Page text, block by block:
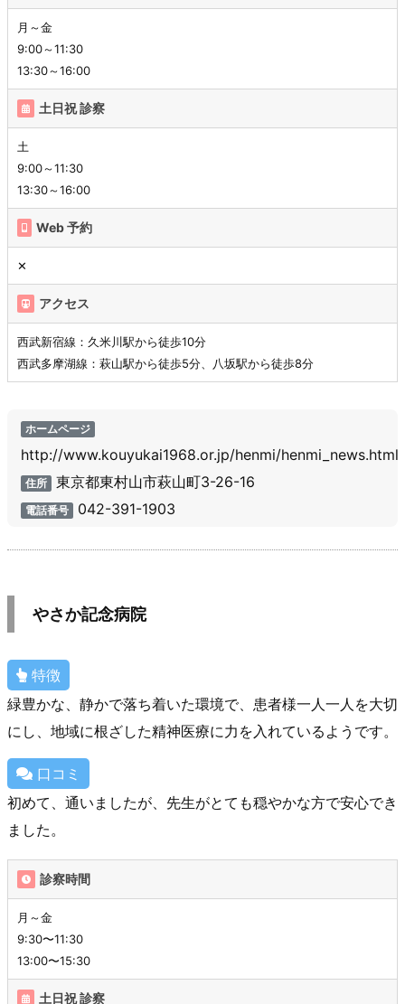
月～金
9:00～11:30
13:30～16:00
土日祝 診察
土
9:00～11:30
13:30～16:00
Web 予約
✕
アクセス
西武新宿線：久米川駅から徒歩10分
西武多摩湖線：萩山駅から徒歩5分、八坂駅から徒歩8分
ホームページ
http://www.kouyukai1968.or.jp/henmi/henmi_news.html
住所 東京都東村山市萩山町3-26-16
電話番号 042-391-1903
やさか記念病院
特徴
緑豊かな、静かで落ち着いた環境で、患者様一人一人を大切
にし、地域に根ざした精神医療に力を入れているようです。
口コミ
初めて、通いましたが、先生がとても穏やかな方で安心でき
ました。
診察時間
月～金
9:30〜11:30
13:00〜15:30
土日祝 診察